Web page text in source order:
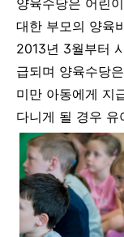
대한 부모의 양육
2013년 3월부터
급되며 양육수당
미만 아동에게 지
다니게 될 경우 유